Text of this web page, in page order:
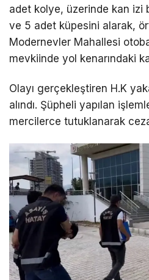
adet kolye, üzerinde kan izi
ve 5 adet küpesini alarak,
Modernevler Mahallesi
mevkiinde yol kenarındaki
Olayı gerçekleştiren H.K
alındı. Şüpheli yapılan
mercilerce tutuklanarak